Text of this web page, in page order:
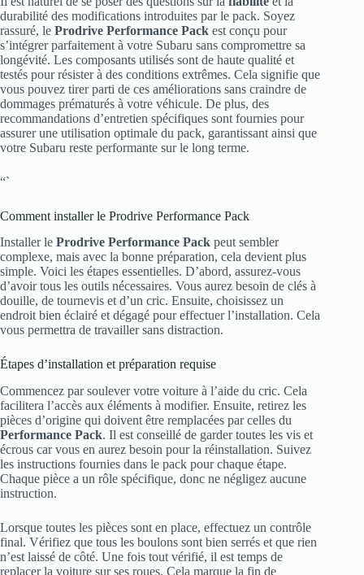
durabilité des modifications introduites par le pack. Soyez
rassuré, le Prodrive Performance Pack est conçu pour
s’intégrer parfaitement à votre Subaru sans compromettre sa
longévité. Les composants utilisés sont de haute qualité et
testés pour résister à des conditions extrêmes. Cela signifie que
vous pouvez tirer parti de ces améliorations sans craindre de
dommages prématurés à votre véhicule. De plus, des
recommandations d’entretien spécifiques sont fournies pour
assurer une utilisation optimale du pack, garantissant ainsi que
votre Subaru reste performante sur le long terme.
“`
Comment installer le Prodrive Performance Pack
Installer le Prodrive Performance Pack peut sembler
complexe, mais avec la bonne préparation, cela devient plus
simple. Voici les étapes essentielles. D’abord, assurez-vous
d’avoir tous les outils nécessaires. Vous aurez besoin de clés à
douille, de tournevis et d’un cric. Ensuite, choisissez un
endroit bien éclairé et dégagé pour effectuer l’installation. Cela
vous permettra de travailler sans distraction.
Étapes d’installation et préparation requise
Commencez par soulever votre voiture à l’aide du cric. Cela
facilitera l’accès aux éléments à modifier. Ensuite, retirez les
pièces d’origine qui doivent être remplacées par celles du
Performance Pack. Il est conseillé de garder toutes les vis et
écrous car vous en aurez besoin pour la réinstallation. Suivez
les instructions fournies dans le pack pour chaque étape.
Chaque pièce a un rôle spécifique, donc ne négligez aucune
instruction.
Lorsque toutes les pièces sont en place, effectuez un contrôle
final. Vérifiez que tous les boulons sont bien serrés et que rien
n’est laissé de côté. Une fois tout vérifié, il est temps de
replacer la voiture sur ses roues. Cela marque la fin de